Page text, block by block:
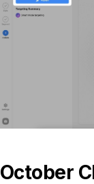
October